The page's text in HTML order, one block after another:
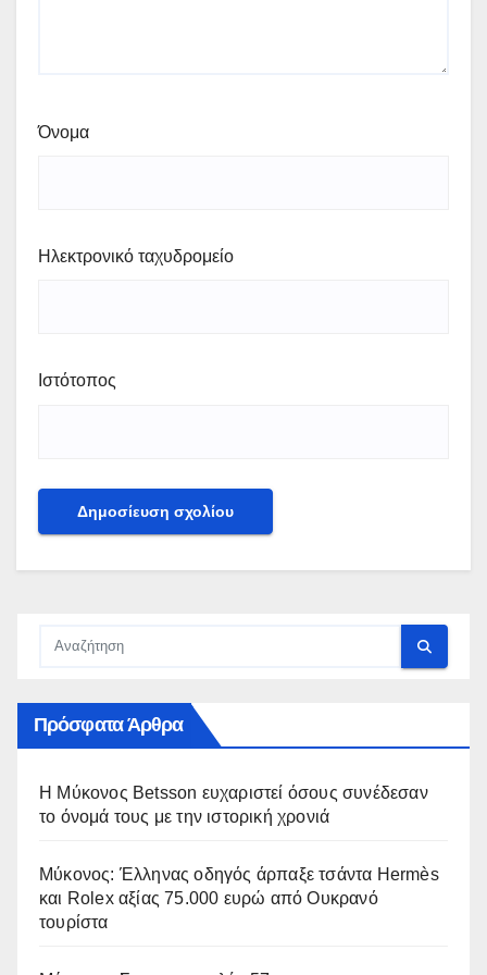
Όνομα
Ηλεκτρονικό ταχυδρομείο
Ιστότοπος
Πρόσφατα Άρθρα
Η Μύκονος Betsson ευχαριστεί όσους συνέδεσαν
το όνομά τους με την ιστορική χρονιά
Μύκονος: Έλληνας οδηγός άρπαξε τσάντα Hermès
και Rolex αξίας 75.000 ευρώ από Ουκρανό
τουρίστα